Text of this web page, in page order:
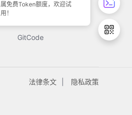
51CTO
GitCode
法律条文 隐私政策
属免费Token额度，欢迎试
用！